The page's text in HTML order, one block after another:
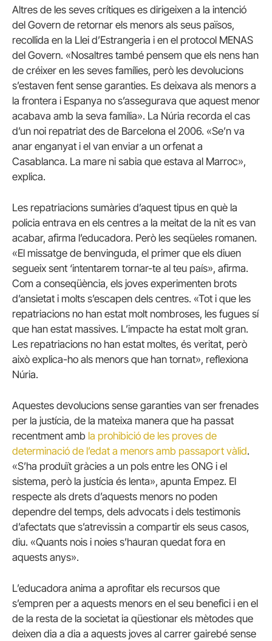
Altres de les seves crítiques es dirigeixen ​​a la intenció
del Govern de retornar els menors als seus països,
recollida en la Llei d’Estrangeria i en el protocol MENAS
del Govern. «Nosaltres també pensem que els nens han
de créixer en les seves famílies, però les devolucions
s’estaven fent sense garanties. Es deixava als menors a
la frontera i Espanya no s’assegurava que aquest menor
acabava amb la seva família». La Núria recorda el cas
d’un noi repatriat des de Barcelona el 2006. «Se’n va
anar enganyat i el van enviar a un orfenat a
Casablanca. La mare ni sabia que estava al Marroc»,
explica.
Les repatriacions sumàries d’aquest tipus en què la
policia entrava en els centres a la meitat de la nit es van
acabar, afirma l’educadora. Però les seqüeles romanen.
«El missatge de benvinguda, el primer que els diuen
segueix sent ‘intentarem tornar-te al teu país», afirma.
Com a conseqüència, els joves experimenten brots
d’ansietat i molts s’escapen dels centres. «Tot i que les
repatriacions no han estat molt nombroses, les fugues sí
que han estat massives. L’impacte ha estat molt gran.
Les repatriacions no han estat moltes, és veritat, però
això explica-ho als menors que han tornat», reflexiona
Núria.
Aquestes devolucions sense garanties van ser frenades
per la justícia, de la mateixa manera que ha passat
recentment amb la prohibició de les proves de
determinació de l’edat a menors amb passaport vàlid.
«S’ha produït gràcies a un pols entre les ONG i el
sistema, però la justícia és lenta», apunta Empez. El
respecte als drets d’aquests menors no poden
dependre del temps, dels advocats i dels testimonis
d’afectats que s’atrevissin a compartir els seus casos,
diu. «Quants nois i noies s’hauran quedat fora en
aquests anys».
L’educadora anima a aprofitar els recursos que
s’empren per a aquests menors en el seu benefici i en el
de la resta de la societat ia qüestionar els mètodes que
deixen dia a dia a aquests joves al carrer gairebé sense